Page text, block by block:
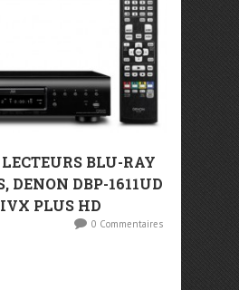
BLU-RAY
DENON DBP-1611UD
PLUS HD
0 Commentaires